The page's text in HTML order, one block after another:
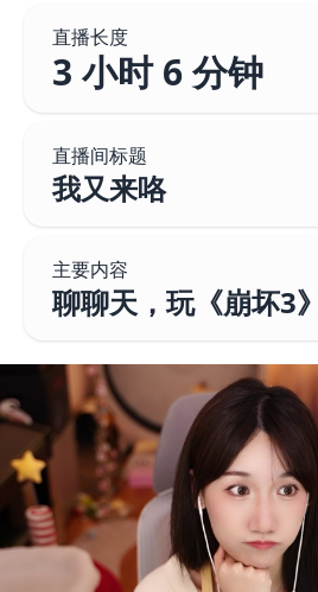
直播长度
3 小时 6 分钟
直播间标题
我又来咯
主要内容
聊聊天，玩《崩坏3》